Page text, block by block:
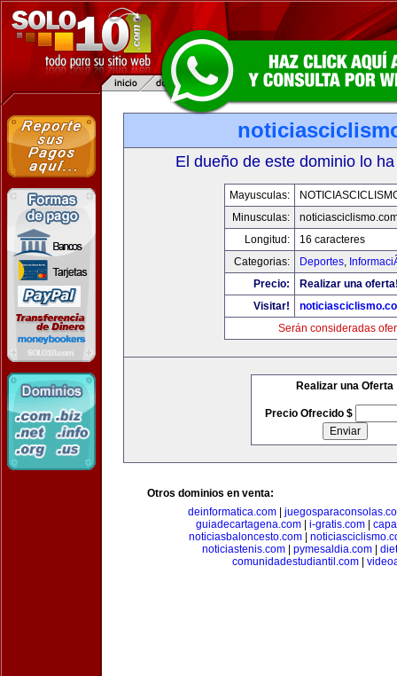
El dueño de este dominio lo
Mayusculas:
Minusculas:
Longitud:
16 caracteres
Categorias:
Deportes,
Precio:
Realizar una
Visitar!
Serán consideradas
Realizar una Oferta
Precio Ofrecido $
Otros dominios en venta:
deinformatica.com
guiadecartagena.com| i-gratis.com|
noticiasbaloncesto.com
noticiastenis.com
pymesaldia.com
comunidadestudiantil.com